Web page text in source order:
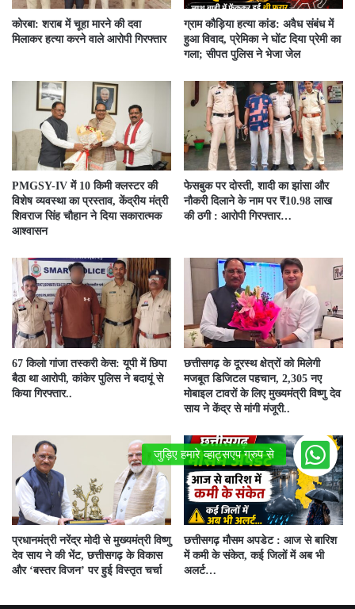
कोरबा: शराब में चूहा मारने की दवा
मिलाकर हत्या करने वाले आरोपी गिरफ्तार
ग्राम कौड़िया हत्या कांड: अवैध संबंध में
हुआ विवाद, प्रेमिका ने घोंट दिया प्रेमी का
गला; सीपत पुलिस ने भेजा जेल
PMGSY-IV में 10 किमी क्लस्टर की
विशेष व्यवस्था का प्रस्ताव, केंद्रीय मंत्री
शिवराज सिंह चौहान ने दिया सकारात्मक
आश्वासन
फेसबुक पर दोस्ती, शादी का झांसा और
नौकरी दिलाने के नाम पर ₹10.98 लाख
की ठगी : आरोपी गिरफ्तार…
67 किलो गांजा तस्करी केस: यूपी में छिपा
बैठा था आरोपी, कांकेर पुलिस ने बदायूं से
किया गिरफ्तार..
छत्तीसगढ़ के दूरस्थ क्षेत्रों को मिलेगी
मजबूत डिजिटल पहचान, 2,305 नए
मोबाइल टावरों के लिए मुख्यमंत्री विष्णु देव
साय ने केंद्र से मांगी मंजूरी..
प्रधानमंत्री नरेंद्र मोदी से मुख्यमंत्री विष्णु
देव साय ने की भेंट, छत्तीसगढ़ के विकास
और ‘बस्तर विजन’ पर हुई विस्तृत चर्चा
छत्तीसगढ़ मौसम अपडेट : आज से बारिश
में कमी के संकेत, कई जिलों में अब भी
अलर्ट…